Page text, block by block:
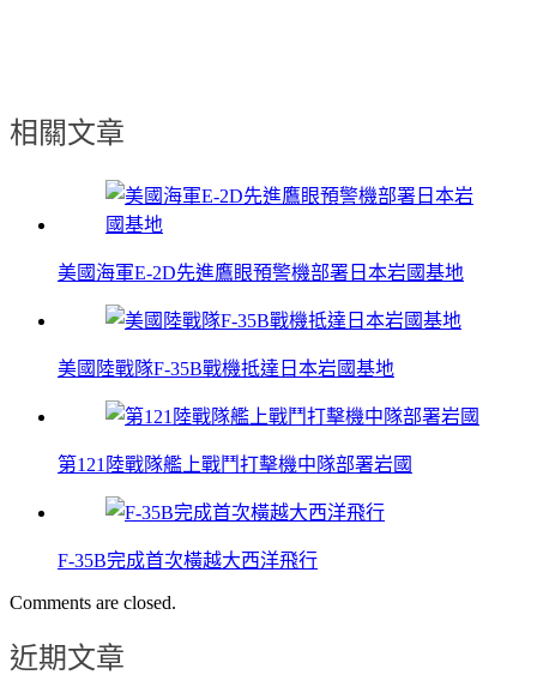
相關文章
美國海軍E-2D先進鷹眼預警機部署日本岩國基地
美國陸戰隊F-35B戰機抵達日本岩國基地
第121陸戰隊艦上戰鬥打擊機中隊部署岩國
F-35B完成首次橫越大西洋飛行
Comments are closed.
近期文章